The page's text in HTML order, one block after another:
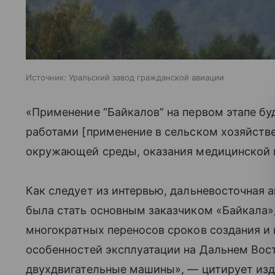
Источник: Уральский завод гражданской авиации
«Применение “Байкалов” на первом этапе
работами [применение в сельском
окружающей среды, оказания медицинской
Как следует из интервью, дальневосточная
была стать основным заказчиком
многократных переносов сроков создания
особенностей эксплуатации на Дальнем
двухдвигательные машины», — цитирует